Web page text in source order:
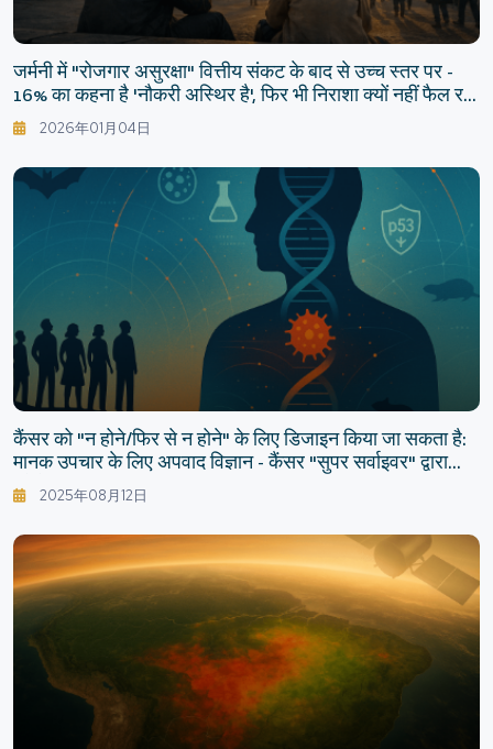
जर्मनी में "रोजगार असुरक्षा" वित्तीय संकट के बाद से उच्च स्तर पर -
16% का कहना है 'नौकरी अस्थिर है', फिर भी निराशा क्यों नहीं फैल रही
है?
2026年01月04日
कैंसर को "न होने/फिर से न होने" के लिए डिजाइन किया जा सकता है:
मानक उपचार के लिए अपवाद विज्ञान - कैंसर "सुपर सर्वाइवर" द्वारा
खोले गए उपचार की अगली पीढ़ी
2025年08月12日